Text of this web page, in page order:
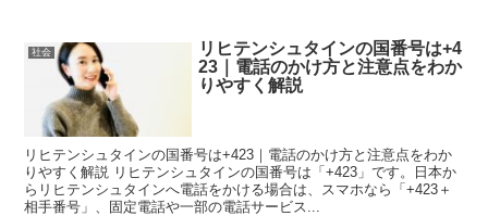
社会
リヒテンシュタインの国番号は+4
23｜電話のかけ方と注意点をわか
りやすく解説
リヒテンシュタインの国番号は+423｜電話のかけ方と注意点をわか
りやすく解説 リヒテンシュタインの国番号は「+423」です。日本か
らリヒテンシュタインへ電話をかける場合は、スマホなら「+423＋
相手番号」、固定電話や一部の電話サービス...